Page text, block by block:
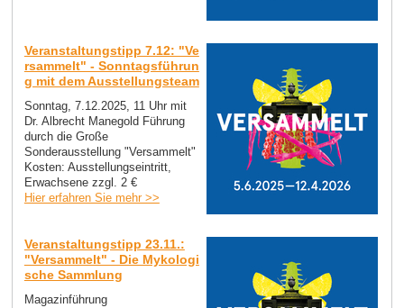
Veranstaltungstipp 7.12: "Ve
rsammelt" - Sonntagsführun
g mit dem Ausstellungsteam
Sonntag, 7.12.2025, 11 Uhr mit
Dr. Albrecht Manegold Führung
durch die Große
Sonderausstellung "Versammelt"
Kosten: Ausstellungseintritt,
Erwachsene zzgl. 2 €
Hier erfahren Sie mehr >>
Veranstaltungstipp 23.11.:
"Versammelt" - Die Mykologi
sche Sammlung
Magazinführung